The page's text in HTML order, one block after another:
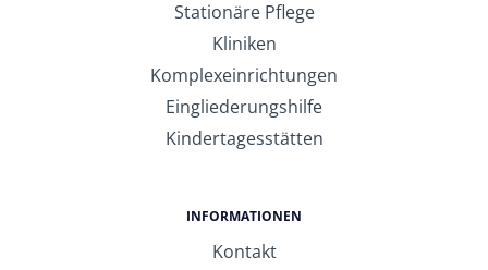
Stationäre Pflege
Kliniken
Komplexeinrichtungen
Eingliederungshilfe
Kindertagesstätten
INFORMATIONEN
Kontakt